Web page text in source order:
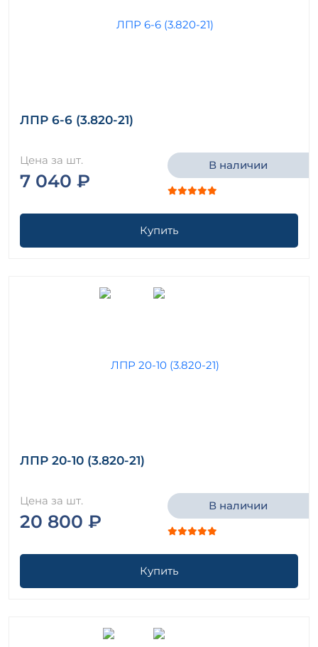
ЛПР 6-6 (3.820-21)
Цена за шт.
7 040 ₽
В наличии
Купить
ЛПР 20-10 (3.820-21)
Цена за шт.
20 800 ₽
В наличии
Купить